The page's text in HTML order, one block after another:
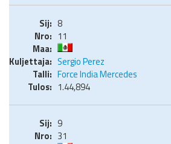
8
11
Sergio Perez
Force India Mercedes
1.44,894
9
31